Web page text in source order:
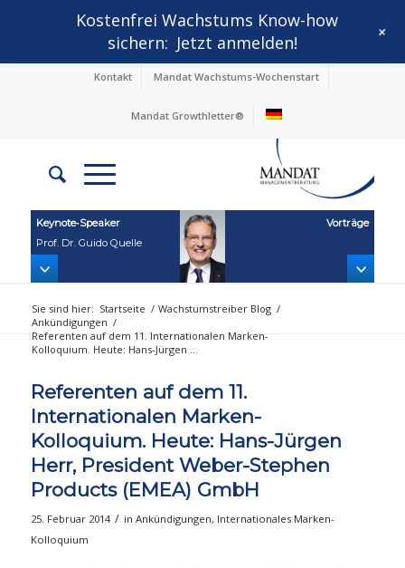
Kontakt Mandat Wachstums-Wochenstart
Mandat Growthletter®
Keynote‑Speaker
Prof. Dr. Guido Quelle
Vorträge
Sie sind hier: Startseite / Wachstumstreiber Blog /
Ankündigungen /
Referenten auf dem 11. Internationalen Marken-
Kolloquium. Heute: Hans-Jürgen ...
Referenten auf dem 11.
Internationalen Marken-
Kolloquium. Heute: Hans-Jürgen
Herr, President Weber-Stephen
Products (EMEA) GmbH
25. Februar 2014 / in Ankündigungen, Internationales Marken-
Kolloquium
Kostenfrei Wachstums Know-how
sichern: Jetzt anmelden! +